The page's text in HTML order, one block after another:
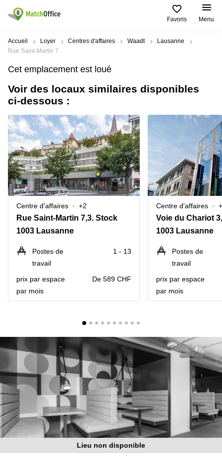
Favoris Menu
Rechercher / publier
Pages
de
Bureau
Centre
d'affaires
Coworking
Salle
de
réunion
Bureau
virtuel
Villes
Populaires
Location
bureau
Bureau
à louer
Genève
Bureau à
louer
Lausanne
Coworking
Zurich
Genève
Coworking
Coworking
Basel
Coworking
Neuchâtel
Coworking
Bienne
Coworking
Nyon
Coworking
Versoix
Coworking
Meyrin
Salle
Recherches
populaires
Voie du
Chariot 3
Place de
la Gare
12
Lausanne
Rue du
Pré-de-
la-
1
Genève
Rue de
1
Genève
Place
Fusterie
Corraterie
5 Genève
Place
Casa-
Bamba
1-3
Genève
Rue de
Lausanne
69
Aide
Qui sommes-nous?
Publier un local
Prix
Connexion
Choisissez une langue
Switzerland
Accueil Loyer Centres d'affaires Waadt
Lausanne
Rue Saint-Martin 7
Cet emplacement est loué
Voir des locaux similaires disponibles
ci-dessous :
Centre d'affaires +2
Rue Saint-Martin 7,3. Stock
1003 Lausanne
Postes de
travail
1 - 13
prix par espace
par mois
De 589 CHF
Centre d'affaires
Voie du Chariot
1003 Lausanne
Postes de
travail
prix par espace
par mois
Lieu non disponible